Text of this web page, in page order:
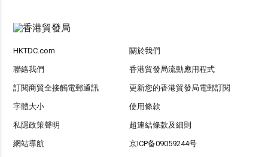
HKTDC.com 關於我們
聯絡我們 香港貿發局流動應用程式
訂閱商貿全接觸電郵通訊 更新您的香港貿發局電郵訂閱
字體大小 使用條款
私隱政策聲明 超連結條款及細則
網站導航 京ICP备09059244号